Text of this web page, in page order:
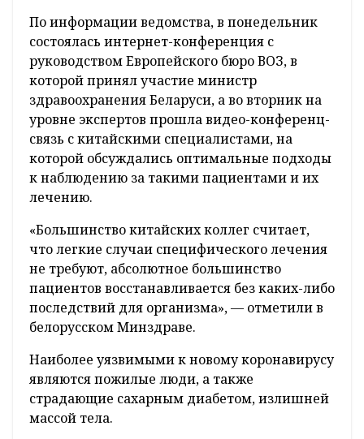
По информации ведомства, в понедельник
состоялась интернет-конференция с
руководством Европейского бюро ВОЗ, в
которой принял участие министр
здравоохранения Беларуси, а во вторник на
уровне экспертов прошла видео-конференц-
связь с китайскими специалистами, на
которой обсуждались оптимальные подходы
к наблюдению за такими пациентами и их
лечению.
«Большинство китайских коллег считает,
что легкие случаи специфического лечения
не требуют, абсолютное большинство
пациентов восстанавливается без каких-либо
последствий для организма», — отметили в
белорусском Минздраве.
Наиболее уязвимыми к новому коронавирусу
являются пожилые люди, а также
страдающие сахарным диабетом, излишней
массой тела.